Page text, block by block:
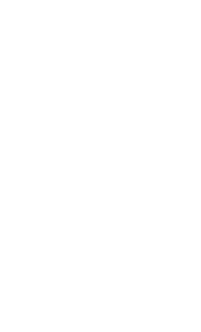
あなたがもし、パートナーの
HAL探偵
浮気調査グッズ1. 浮気の
浮気の証拠写真を撮るのに必要